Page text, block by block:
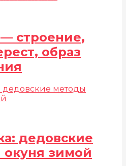
строение,
образ
дедовские
зимой